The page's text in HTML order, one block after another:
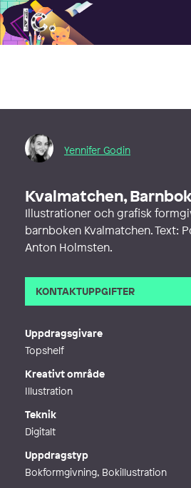
Illustratörcentrum
Yennifer Godin
Kvalmatchen, Barnbok
Illustrationer och grafisk
barnboken Kvalmatchen. Text:
Anton Holmsten.
KONTAKTUPPGIFTER
ortfolio
Uppdragsgivare
Topshelf
Kreativt område
Illustration
Teknik
Digitalt
Uppdragstyp
Bokformgivning, Bokillustration